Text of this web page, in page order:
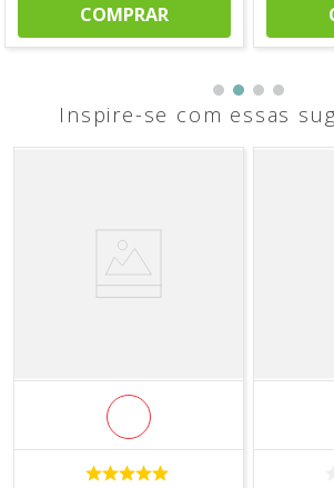
COMPRAR
Inspire-se com essas